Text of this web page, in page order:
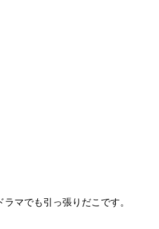
マでも引っ張りだこです。